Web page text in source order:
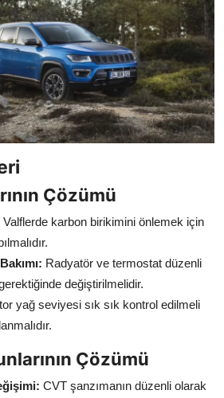
Çözümü
Valflerde karbon birikimini önlemek için
Radyatör ve termostat düzenli
değiştirilmelidir.
yağ seviyesi sık sık kontrol edilmeli
Çözümü
CVT şanzımanın düzenli olarak